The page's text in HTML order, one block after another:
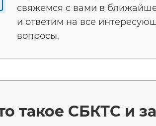
свяжемся с вами в
и ответим на все
вопросы.
такое СБКТС и